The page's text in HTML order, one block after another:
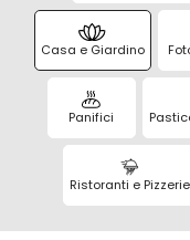
Casa e Giardino
Panifici
Ristoranti e Pizzerie